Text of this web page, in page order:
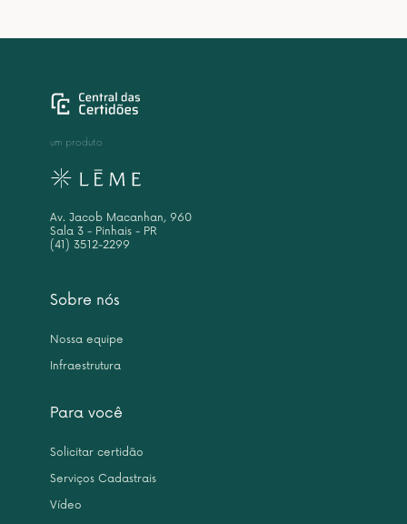
Sobre nós
Nossa equipe
Infraestrutura
Para você
Solicitar certidão
Serviços Cadastrais
Vídeo
um produto
Av. Jacob Macanhan, 960
Sala 3 - Pinhais - PR
(41) 3512-2299